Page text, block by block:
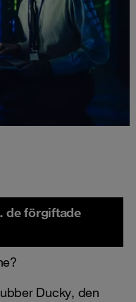
de förgiftade
Ducky, den